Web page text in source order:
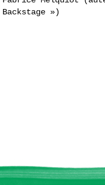
Backstage »)